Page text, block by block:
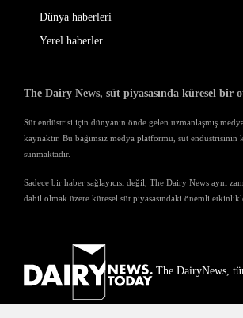
Dünya haberleri
Yerel haberler
The Dairy News, süt piyasasında küresel
Süt endüstrisi için dünyanın önde gelen uzmanlaşmış
kaynaktır. Bu bağımsız medya platformu, süt
sunmaktadır.
Sadece bir haber sağlayıcısı değil, The Dairy News aynı
dahil olmak üzere küresel süt piyasasındaki önemli
The DairyNews,